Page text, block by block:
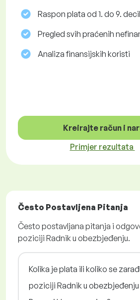
Raspon plata od 1. do 9.
Pregled svih praćenih
Analiza finansijskih koristi
Kreirajte račun i
Primjer rezultata
Često Postavljena Pitanja
Često postavljana pitanja i
poziciji Radnik u obezbjeđenju.
Kolika je plata ili koliko se
poziciji Radnik u obezbjeđenju